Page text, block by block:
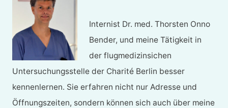
Internist Dr. med. Thorsten Onno
Bender, und meine Tätigkeit in
der flugmedizinsichen
Untersuchungsstelle der Charité Berlin besser
kennenlernen. Sie erfahren nicht nur Adresse und
Öffnungszeiten, sondern können sich auch über meine